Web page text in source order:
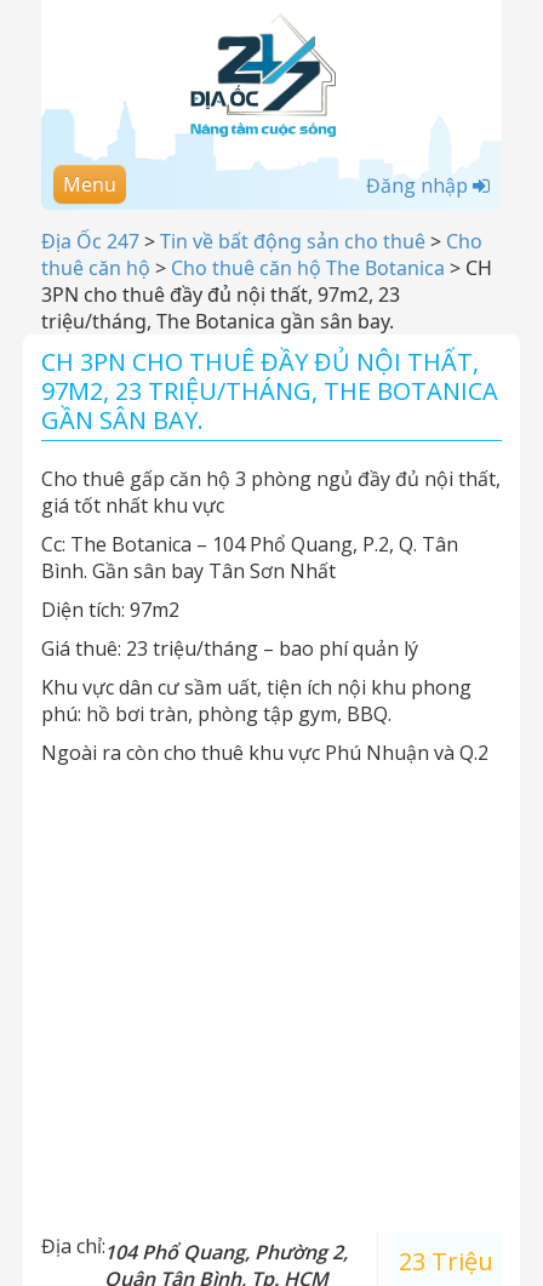
Menu Đăng nhập
Địa Ốc 247>Tin về bất động sản cho thuê> Cho
thuê căn hộ > Cho thuê căn hộ The Botanica > CH
3PN cho thuê đầy đủ nội thất, 97m2, 23
triệu/tháng, The Botanica gần sân bay.
CH 3PN CHO THUÊ ĐẦY ĐỦ NỘI THẤT,
97M2, 23 TRIỆU/THÁNG, THE BOTANICA
GẦN SÂN BAY.
Cho thuê gấp căn hộ 3 phòng ngủ đầy đủ nội thất,
giá tốt nhất khu vực
Cc: The Botanica – 104 Phổ Quang, P.2, Q. Tân
Bình. Gần sân bay Tân Sơn Nhất
Diện tích: 97m2
Giá thuê: 23 triệu/tháng – bao phí quản lý
Khu vực dân cư sầm uất, tiện ích nội khu phong
phú: hồ bơi tràn, phòng tập gym, BBQ.
Ngoài ra còn cho thuê khu vực Phú Nhuận và Q.2
Địa chỉ:104 Phổ Quang, Phường 2,
Quận Tân Bình, Tp. HCM
23 Triệu